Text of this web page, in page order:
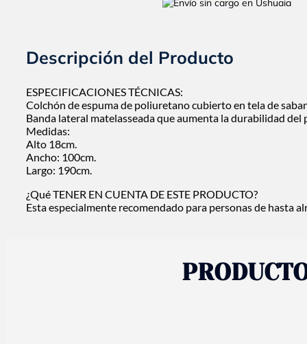
Descripción del Producto
ESPECIFICACIONES TÉCNICAS:
Colchón de espuma de poliuretano cubierto en tela de
Banda lateral matelasseada que aumenta la durabilidad del
Medidas:
Alto 18cm.
Ancho: 100cm.
Largo: 190cm.
¿Qué TENER EN CUENTA DE ESTE PRODUCTO?
Esta especialmente recomendado para personas de hasta